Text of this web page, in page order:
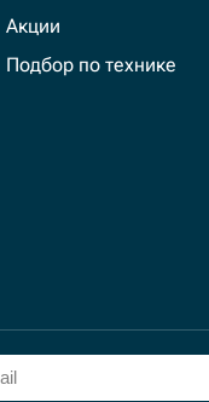
Акции
Подбор по технике